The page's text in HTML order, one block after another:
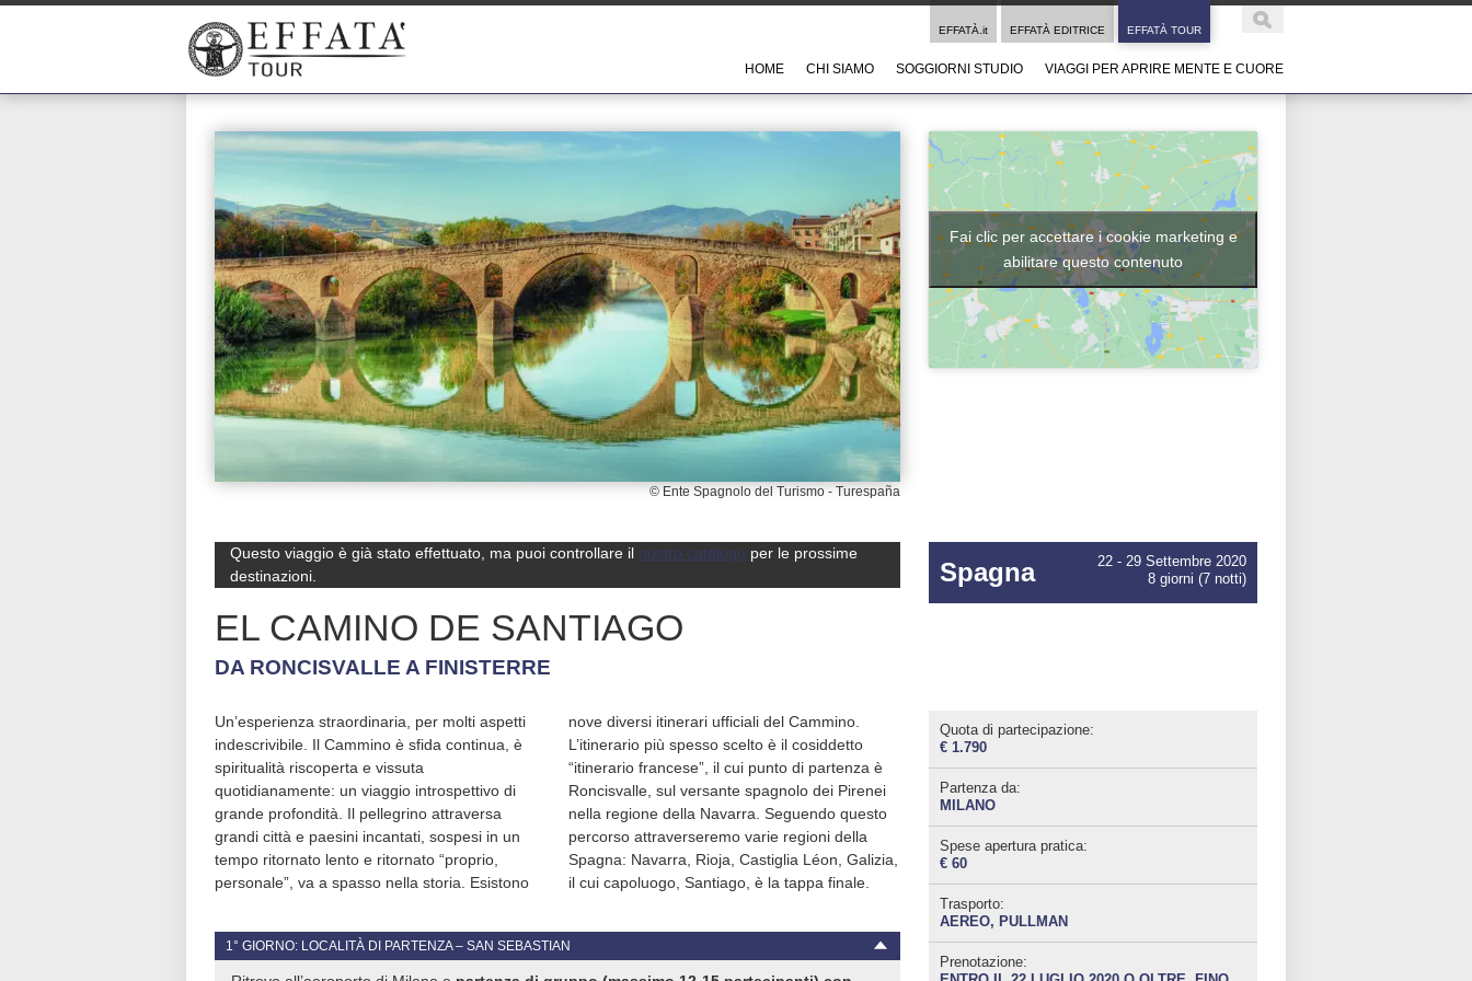
EFFATÀ.it EFFATÀ EDITRICE EFFATÀ TOUR
HOME CHI SIAMO SOGGIORNI STUDIO VIAGGI PER APRIRE MENTE E CUORE
© Ente Spagnolo del Turismo - Turespaña
Fai clic per accettare i cookie marketing e
abilitare questo contenuto
Questo viaggio è già stato effettuato, ma puoi controllare il nostro catalogo per le prossime
destinazioni.
EL CAMINO DE SANTIAGO
DA RONCISVALLE A FINISTERRE
Spagna
22 - 29 Settembre 2020
8 giorni (7 notti)
Un’esperienza straordinaria, per molti aspetti
indescrivibile. Il Cammino è sfida continua, è
spiritualità riscoperta e vissuta
quotidianamente: un viaggio introspettivo di
grande profondità. Il pellegrino attraversa
grandi città e paesini incantati, sospesi in un
tempo ritornato lento e ritornato “proprio,
personale”, va a spasso nella storia. Esistono
nove diversi itinerari ufficiali del Cammino.
L’itinerario più spesso scelto è il cosiddetto
“itinerario francese”, il cui punto di partenza è
Roncisvalle, sul versante spagnolo dei Pirenei
nella regione della Navarra. Seguendo questo
percorso attraverseremo varie regioni della
Spagna: Navarra, Rioja, Castiglia Léon, Galizia,
il cui capoluogo, Santiago, è la tappa finale.
1° GIORNO: LOCALITÀ DI PARTENZA – SAN SEBASTIAN
Quota di partecipazione:
€ 1.790
Partenza da:
MILANO
Spese apertura pratica:
€ 60
Trasporto:
AEREO, PULLMAN
Prenotazione: